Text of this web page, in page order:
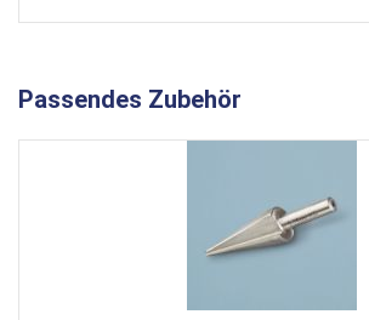
Passendes Zubehör